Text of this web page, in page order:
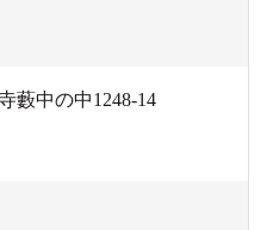
藪中の中1248-14